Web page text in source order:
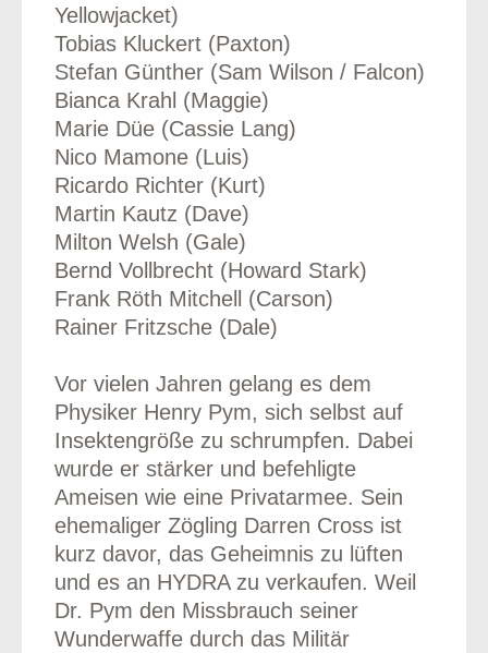
Yellowjacket)
Tobias Kluckert (Paxton)
Stefan Günther (Sam Wilson / Falcon)
Bianca Krahl (Maggie)
Marie Düe (Cassie Lang)
Nico Mamone (Luis)
Ricardo Richter (Kurt)
Martin Kautz (Dave)
Milton Welsh (Gale)
Bernd Vollbrecht (Howard Stark)
Frank Röth Mitchell (Carson)
Rainer Fritzsche (Dale)
Vor vielen Jahren gelang es dem
Physiker Henry Pym, sich selbst auf
Insektengröße zu schrumpfen. Dabei
wurde er stärker und befehligte
Ameisen wie eine Privatarmee. Sein
ehemaliger Zögling Darren Cross ist
kurz davor, das Geheimnis zu lüften
und es an HYDRA zu verkaufen. Weil
Dr. Pym den Missbrauch seiner
Wunderwaffe durch das Militär